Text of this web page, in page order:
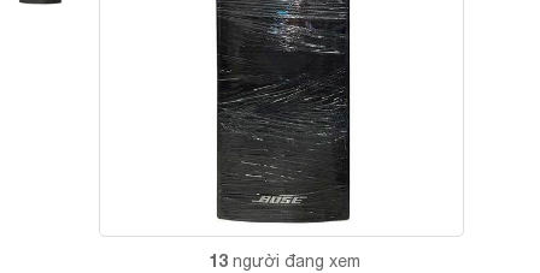
13 người đang xem